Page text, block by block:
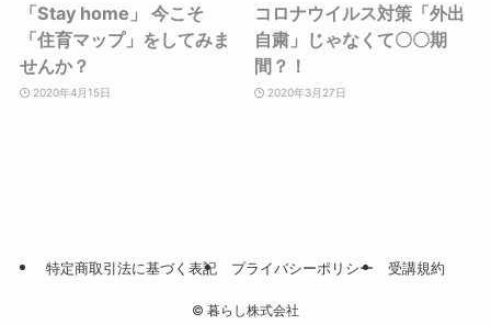
「Stay home」 今こそ
「住育マップ」をしてみま
せんか？
2020年4月15日
コロナウイルス対策「外出
自粛」じゃなくて〇〇期
間？！
2020年3月27日
特定商取引法に基づく表記 プライバシーポリシー 受講規約
© 暮らし株式会社